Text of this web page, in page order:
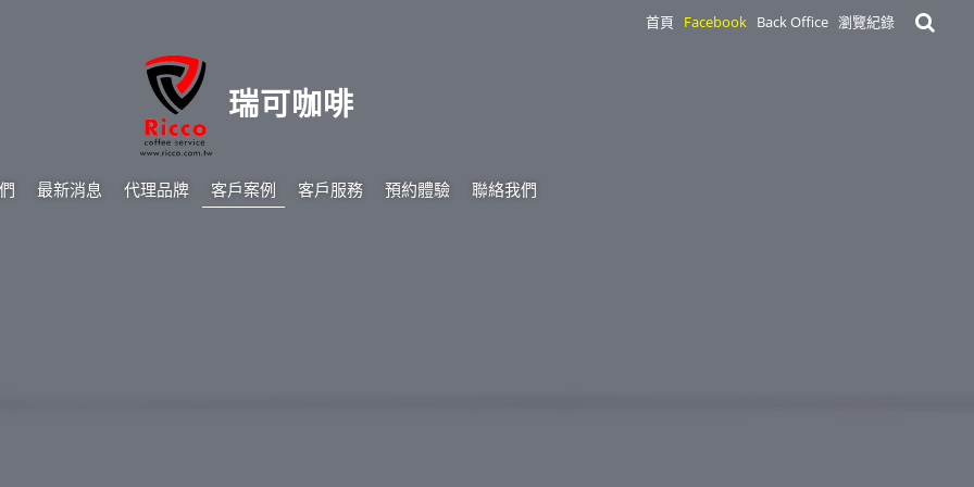
首頁 Facebook Back Office 瀏覽紀錄
瑞可咖啡
最新消息 代理品牌 客戶案例 客戶服務 預約體驗 聯絡我們